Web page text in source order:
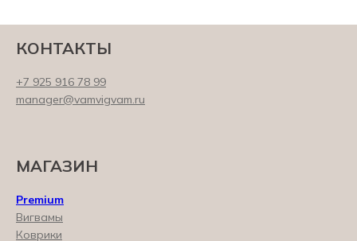
КОНТАКТЫ
+7 925 916 78 99
manager@vamvigvam.ru
МАГАЗИН
Premium
Вигвамы
Коврики